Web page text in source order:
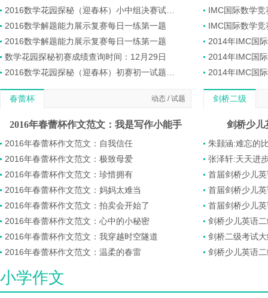
2016数学解题能力展示复赛每日一练第一题
2016数学解题能力展示复赛每日一练第一题
数学花园探秘初赛成绩查询时间：12月29日
IMC国际数学竞
IMC国际数学
2014年IMC国
2014年IMC国
2014年IMC国
春蕾杯 动态 /试题
2016年春蕾杯作文范文：我是写作小能手
2016年春蕾杯作文范文：自我信任
2016年春蕾杯作文范文：极致母爱
2016年春蕾杯作文范文：珍惜拥有
2016年春蕾杯作文范文：妈妈太难当
2016年春蕾杯作文范文：拍卖会开始了
2016年春蕾杯作文范文：心中的小秘密
2016年春蕾杯作文范文：我穿越时空隧道
2016年春蕾杯作文范文：温柔的春雷
剑桥二级
剑桥少
朱颢涵:难忘的
张泽轩:天天进
首届剑桥少儿
首届剑桥少儿
首届剑桥少儿
剑桥少儿英语
剑桥二级考试
剑桥少儿英语
小学作文